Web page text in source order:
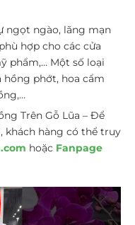
ngọt ngào, lãng mạn
hợp cho các cửa
phẩm,… Một số loại
hồng phớt, hoa cẩm
Trên Gỗ Lũa – Để
khách hàng có thể truy
hoặc Fanpage